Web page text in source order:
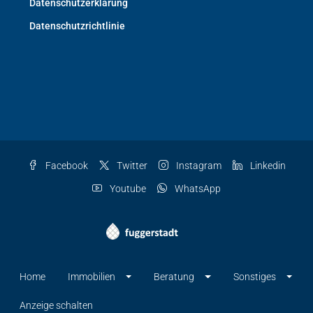
Datenschutzerklärung
Datenschutzrichtlinie
Facebook Twitter Instagram Linkedin
Youtube WhatsApp
Home Immobilien Beratung Sonstiges
Anzeige schalten